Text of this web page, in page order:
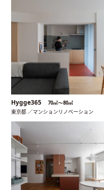
Hygge365 70㎡〜80㎡
東京都 ／マンションリノベーション